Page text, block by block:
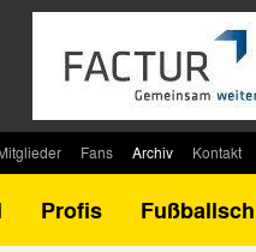
Fans
Archiv
Kontakt
Profis